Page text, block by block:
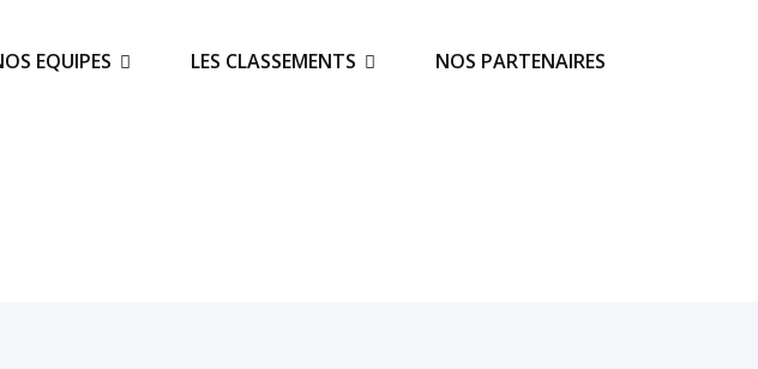
EQUIPES LES CLASSEMENTS NOS PARTENAIRES